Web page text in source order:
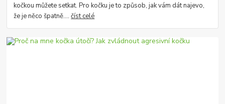
kočkou můžete setkat. Pro kočku je to způsob, jak vám dát najevo,
že je něco špatně....číst celé